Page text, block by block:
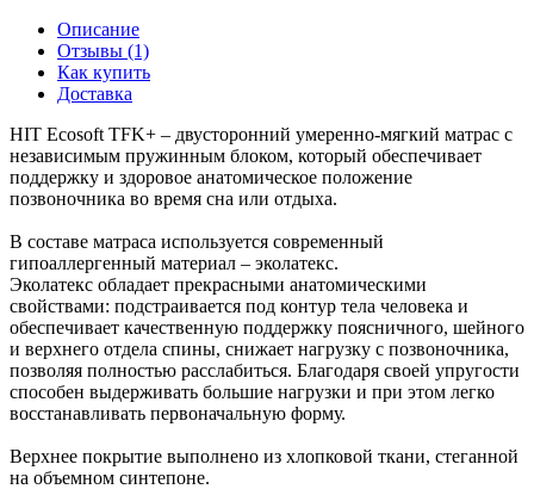
Описание
Отзывы (1)
Как купить
Доставка
HIT Ecosoft TFK+ – двусторонний умеренно-мягкий матрас с
независимым пружинным блоком, который обеспечивает
поддержку и здоровое анатомическое положение
позвоночника во время сна или отдыха.
В составе матраса используется современный
гипоаллергенный материал – эколатекс.
Эколатекс обладает прекрасными анатомическими
свойствами: подстраивается под контур тела человека и
обеспечивает качественную поддержку поясничного, шейного
и верхнего отдела спины, снижает нагрузку с позвоночника,
позволяя полностью расслабиться. Благодаря своей упругости
способен выдерживать большие нагрузки и при этом легко
восстанавливать первоначальную форму.
Верхнее покрытие выполнено из хлопковой ткани, стеганной
на объемном синтепоне.